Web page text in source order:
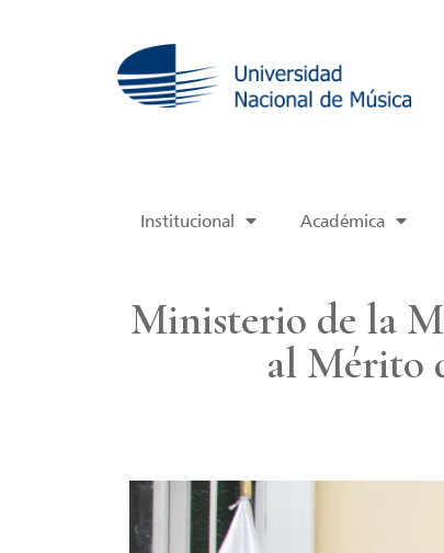
Institucional Académica
Ministerio de la
al Mérito